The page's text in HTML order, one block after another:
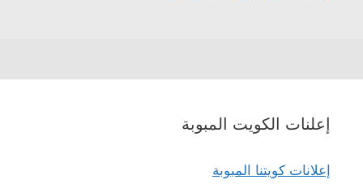
إعلنات الكويت المبوبة
إعلانات كويتنا المبوبة